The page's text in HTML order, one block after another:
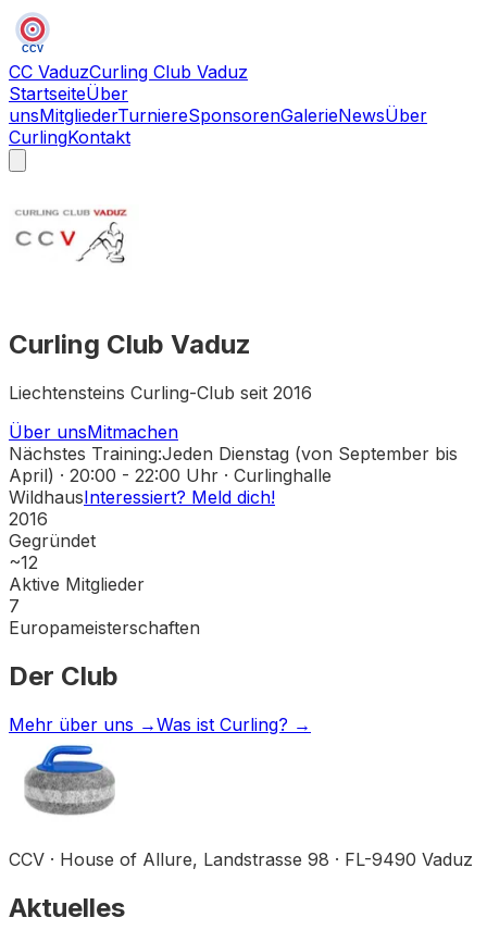
CCV
CC VaduzCurling Club Vaduz
StartseiteÜber
unsMitgliederTurniereSponsorenGalerieNewsÜber
CurlingKontakt
Curling Club Vaduz
Liechtensteins Curling-Club seit 2016
Über unsMitmachen
Nächstes Training:Jeden Dienstag (von September bis
April) · 20:00 - 22:00 Uhr · Curlinghalle
WildhausInteressiert? Meld dich!
2016
Gegründet
~12
Aktive Mitglieder
7
Europameisterschaften
Der Club
Mehr über uns →Was ist Curling? →
CCV · House of Allure, Landstrasse 98 · FL-9490 Vaduz
Aktuelles